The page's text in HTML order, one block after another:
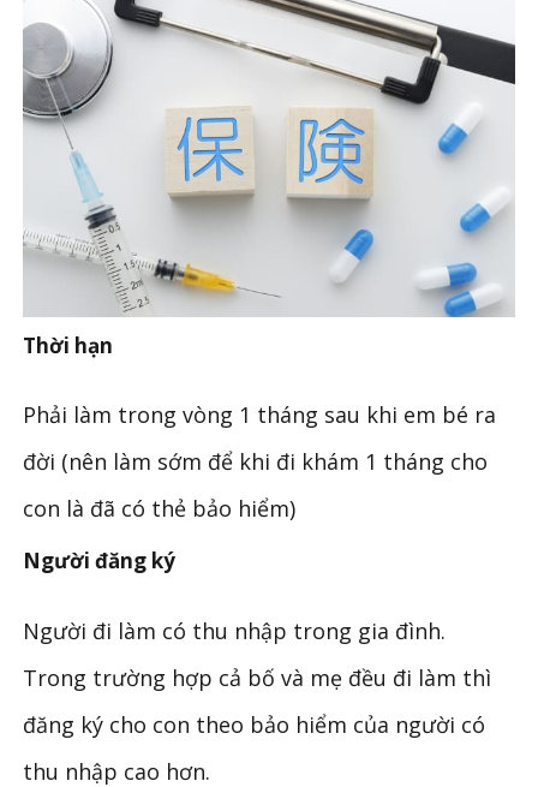
Thời hạn
Phải làm trong vòng 1 tháng sau khi em bé ra
đời (nên làm sớm để khi đi khám 1 tháng cho
con là đã có thẻ bảo hiểm)
Người đăng ký
Người đi làm có thu nhập trong gia đình.
Trong trường hợp cả bố và mẹ đều đi làm thì
đăng ký cho con theo bảo hiểm của người có
thu nhập cao hơn.